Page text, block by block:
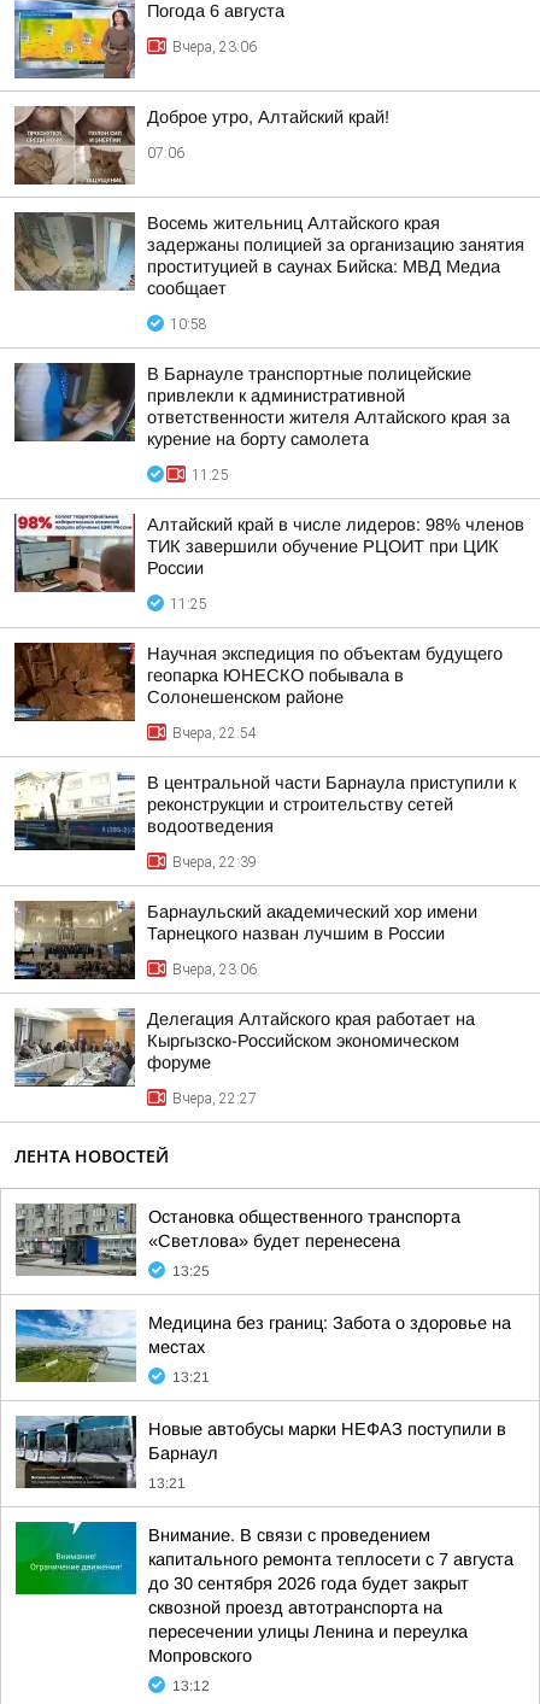
Погода 6 августа
Вчера, 23:06
Доброе утро, Алтайский край!
07:06
Восемь жительниц Алтайского края
задержаны полицией за организацию занятия
проституцией в саунах Бийска: МВД Медиа
сообщает
10:58
В Барнауле транспортные полицейские
привлекли к административной
ответственности жителя Алтайского края за
курение на борту самолета
11:25
Алтайский край в числе лидеров: 98% членов
ТИК завершили обучение РЦОИТ при ЦИК
России
11:25
Научная экспедиция по объектам будущего
геопарка ЮНЕСКО побывала в
Солонешенском районе
Вчера, 22:54
В центральной части Барнаула приступили к
реконструкции и строительству сетей
водоотведения
Вчера, 22:39
Барнаульский академический хор имени
Тарнецкого назван лучшим в России
Вчера, 23:06
Делегация Алтайского края работает на
Кыргызско-Российском экономическом
форуме
Вчера, 22:27
ЛЕНТА НОВОСТЕЙ
Остановка общественного транспорта
«Светлова» будет перенесена
13:25
Медицина без границ: Забота о здоровье на
местах
13:21
Новые автобусы марки НЕФАЗ поступили в
Барнаул
13:21
Внимание. В связи с проведением
капитального ремонта теплосети с 7 августа
до 30 сентября 2026 года будет закрыт
сквозной проезд автотранспорта на
пересечении улицы Ленина и переулка
Мопровского
13:12